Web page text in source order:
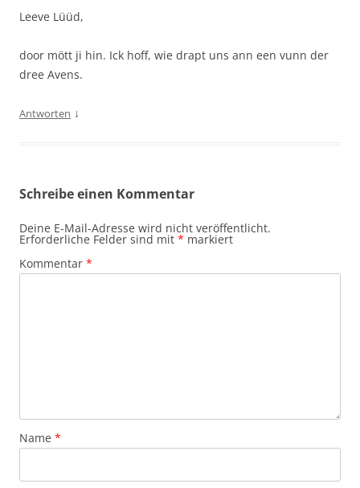
Leeve Lüüd,
door mött ji hin. Ick hoff, wie drapt uns ann een vunn der
dree Avens.
Antworten ↓
Schreibe einen Kommentar
Deine E-Mail-Adresse wird nicht veröffentlicht.
Erforderliche Felder sind mit * markiert
Kommentar *
Name *